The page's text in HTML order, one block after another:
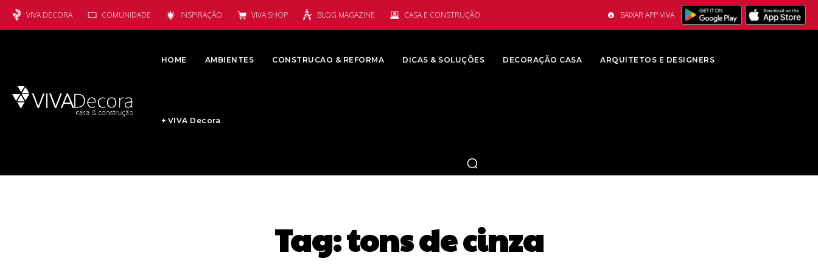
VIVA DECORA COMUNIDADE INSPIRAÇÃO VIVA SHOP BLOG MAGAZINE CASA E CONSTRUÇÃO BAIXAR APP VIVA
HOME AMBIENTES CONSTRUCAO & REFORMA DICAS & SOLUÇÕES DECORAÇÃO CASA ARQUITETOS E DESIGNERS
+ VIVA Decora
Tag:tons de cinza